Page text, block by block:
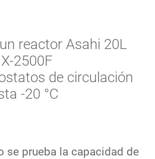
reactor Asahi 20L
2500F
de circulación
-20 °C
se prueba la capacidad de